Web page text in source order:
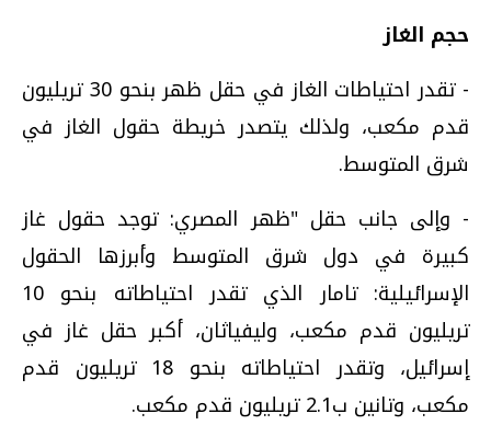
حجم الغاز
- تقدر احتياطات الغاز في حقل ظهر بنحو 30 تريليون
قدم مكعب، ولذلك يتصدر خريطة حقول الغاز في
شرق المتوسط.
- وإلى جانب حقل "ظهر المصري: توجد حقول غاز
كبيرة في دول شرق المتوسط وأبرزها الحقول
الإسرائيلية: تامار الذي تقدر احتياطاته بنحو 10
تريليون قدم مكعب، وليفياثان، أكبر حقل غاز في
إسرائيل، وتقدر احتياطاته بنحو 18 تريليون قدم
مكعب، وتانين ب2.1 تريليون قدم مكعب.